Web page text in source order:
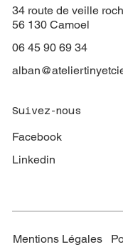
34 route de veille
56 130 Camoel
06 45 90 69 34
Suivez-nous
Facebook
Linkedin
Mentions Légales